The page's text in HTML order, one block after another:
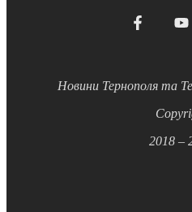
Новини Тернополя та
2018 –